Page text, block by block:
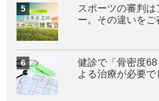
スポーツの審判は
ー。その違いをご
健診で「骨密度
よる治療が必要で